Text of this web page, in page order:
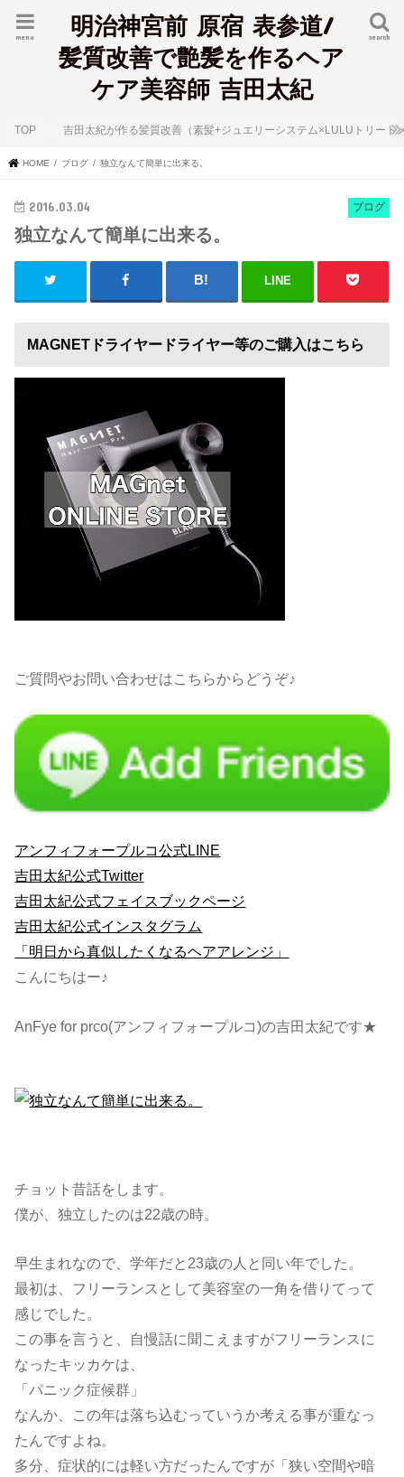
明治神宮前 原宿 表参道/
髪質改善で艶髪を作るヘア
ケア美容師 吉田太紀
search
menu
TOP 吉田太紀が作る髪質改善（素髪+ジュエリーシステム×LULUトリート
HOME ブログ 独立なんて簡単に出来る。
ブログ
2016.03.04
独立なんて簡単に出来る。
LINE
MAGNETドライヤードライヤー等のご購入はこちら
ご質問やお問い合わせはこちらからどうぞ♪
アンフィフォープルコ公式LINE
吉田太紀公式Twitter
吉田太紀公式フェイスブックページ
吉田太紀公式インスタグラム
「明日から真似したくなるヘアアレンジ」
こんにちはー♪
AnFye for prco(アンフィフォープルコ)の吉田太紀です★
チョット昔話をします。
僕が、独立したのは22歳の時。
早生まれなので、学年だと23歳の人と同い年でした。
最初は、フリーランスとして美容室の一角を借りてって
感じでした。
この事を言うと、自慢話に聞こえますがフリーランスに
なったキッカケは、
「パニック症候群」
なんか、この年は落ち込むっていうか考える事が重なっ
たんですよね。
多分、症状的には軽い方だったんですが「狭い空間や暗